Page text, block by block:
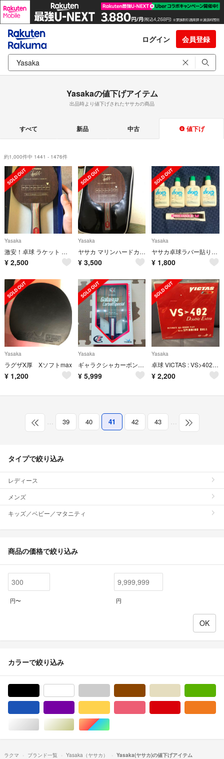
ログイン 会員登録
Yasakaの値下げアイテム
出品時より値下げされたヤサカの商品
すべて 新品 中古 値下げ
約1,000件中 1441 - 1476件
Yasaka
激安！卓球 ラケット 馬琳ハードカーボン
¥ 2,500
Yasaka
ヤサカ マリンハードカーボン
¥ 3,500
Yasaka
ヤサカ卓球ラバー貼り用 接着剤 のり助さん
¥ 1,800
Yasaka
ラグザX厚 Xソフトmax
¥ 1,200
Yasaka
ギャラクシャカーボンスペシャル ST 新品未使用
¥ 5,999
Yasaka
卓球 VICTAS : VS>402 Double Extra ⒈8 赤
¥ 2,200
… 39 40 41 42 43 …
タイプで絞り込み
レディース
メンズ
キッズ／ベビー／マタニティ
商品の価格で絞り込み
円〜 円
カラーで絞り込み
シルバー/銀色系ゴールド/金色系マルチカラー
ラクマ ブランド一覧 Yasaka（ヤサカ） Yasaka(ヤサカ)の値下げアイテム